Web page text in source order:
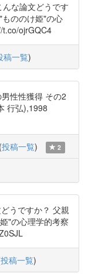
な論文どうです
ののけ姫"の心
t.co/ojrGQC4
稿一覧)
性性獲得 その2
行弘),1998
(投稿一覧) 2
うですか？ 父親
"の心理学的考察
投稿一覧)